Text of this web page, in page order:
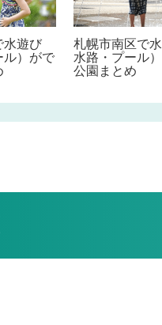
水遊び
ル）がで
札幌市南区で
水路・プール
公園まとめ